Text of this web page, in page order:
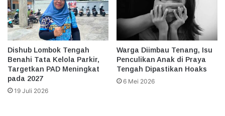
Dishub Lombok Tengah
Benahi Tata Kelola Parkir,
Targetkan PAD Meningkat
pada 2027
19 Juli 2026
Warga Diimbau Tenang, Isu
Penculikan Anak di Praya
Tengah Dipastikan Hoaks
6 Mei 2026